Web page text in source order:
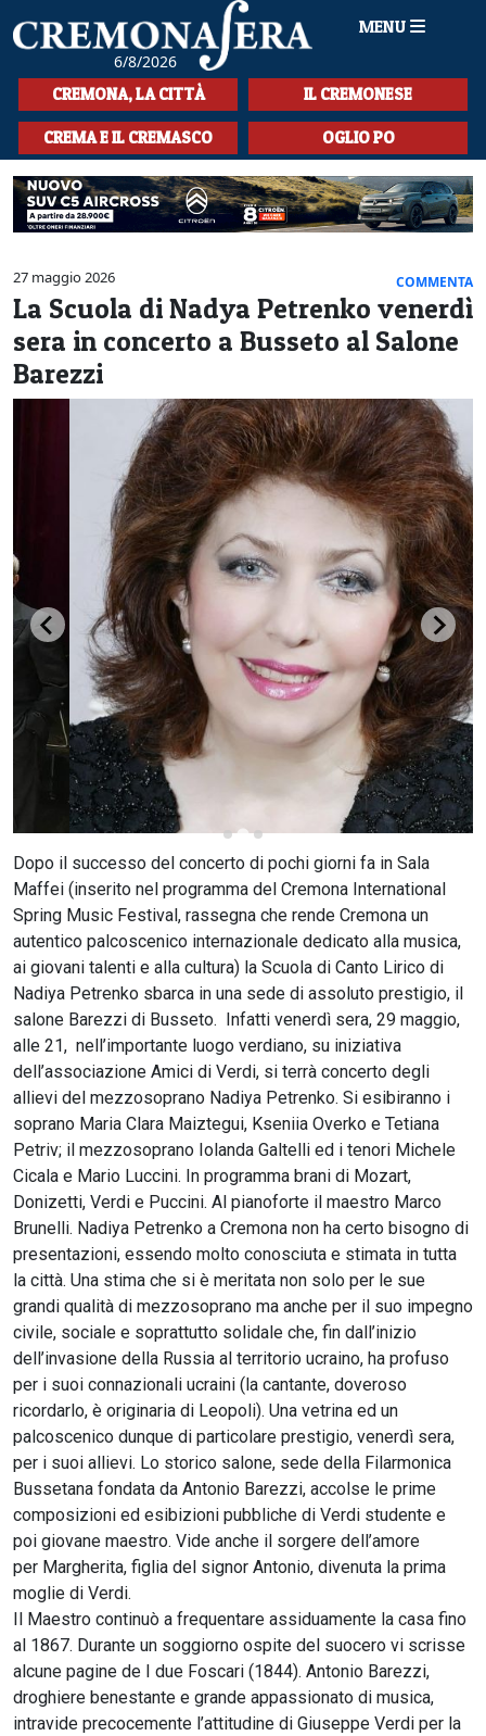
6/8/2026
MENU
HOME
CRONACA
SPORT
LA MUSICA
CULTURA
LA STORIA
SPETTACOLI
L'EDITORIALE
CREMONA, LA CITTÀ IL CREMONESE
CREMA E IL CREMASCO OGLIO PO
27 maggio 2026 COMMENTA
La Scuola di Nadya Petrenko venerdì
sera in concerto a Busseto al Salone
Barezzi
Dopo il successo del concerto di pochi giorni fa in Sala
Maffei (inserito nel programma del Cremona International
Spring Music Festival, rassegna che rende Cremona un
autentico palcoscenico internazionale dedicato alla musica,
ai giovani talenti e alla cultura) la Scuola di Canto Lirico di
Nadiya Petrenko sbarca in una sede di assoluto prestigio, il
salone Barezzi di Busseto. Infatti venerdì sera, 29 maggio,
alle 21, nell’importante luogo verdiano, su iniziativa
dell’associazione Amici di Verdi, si terrà concerto degli
allievi del mezzosoprano Nadiya Petrenko. Si esibiranno i
soprano Maria Clara Maiztegui, Kseniia Overko e Tetiana
Petriv; il mezzosoprano Iolanda Galtelli ed i tenori Michele
Cicala e Mario Luccini. In programma brani di Mozart,
Donizetti, Verdi e Puccini. Al pianoforte il maestro Marco
Brunelli. Nadiya Petrenko a Cremona non ha certo bisogno di
presentazioni, essendo molto conosciuta e stimata in tutta
la città. Una stima che si è meritata non solo per le sue
grandi qualità di mezzosoprano ma anche per il suo impegno
civile, sociale e soprattutto solidale che, fin dall’inizio
dell’invasione della Russia al territorio ucraino, ha profuso
per i suoi connazionali ucraini (la cantante, doveroso
ricordarlo, è originaria di Leopoli). Una vetrina ed un
palcoscenico dunque di particolare prestigio, venerdì sera,
per i suoi allievi. Lo storico salone, sede della Filarmonica
Bussetana fondata da Antonio Barezzi, accolse le prime
composizioni ed esibizioni pubbliche di Verdi studente e
poi giovane maestro. Vide anche il sorgere dell’amore
per Margherita, figlia del signor Antonio, divenuta la prima
moglie di Verdi.
Il Maestro continuò a frequentare assiduamente la casa fino
al 1867. Durante un soggiorno ospite del suocero vi scrisse
alcune pagine de I due Foscari (1844). Antonio Barezzi,
droghiere benestante e grande appassionato di musica,
intravide precocemente l’attitudine di Giuseppe Verdi per la